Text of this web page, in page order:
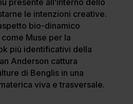
le intenzioni creative.
bio-dinamico
Muse per la
più identificativi della
Anderson cattura
di Benglis in una
viva e trasversale.